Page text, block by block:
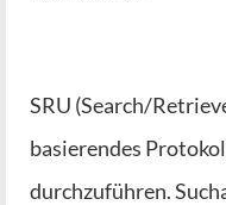
SRU (Search/
basie­ren­des
durch­zu­füh­ren.